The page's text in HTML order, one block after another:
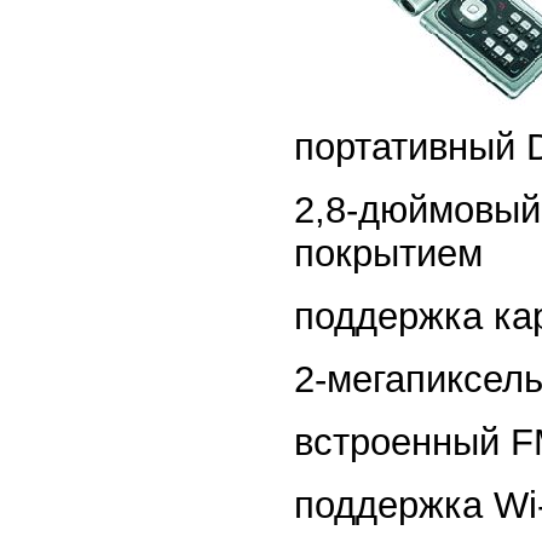
портативный
2,8-
покрытием
поддержка
2-
встроенный
поддержка